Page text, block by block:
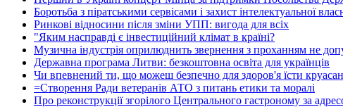
Боротьба з піратськими сервісами і захист інтелектуальної
Ринкові відносини після зміни УПП: вигода для всіх
"Яким насправді є інвестиційний клімат в країні?
Музична індустрія оприлюднить звернення з проханням не
Державна програма Литви: безкоштовна освіта для українців
Чи впевнений ти, що можеш безпечно для здоров'я їсти
=Створення Ради ветеранів АТО з питань етики та моралі
Про реконструкції згорілого Центрального гастроному за